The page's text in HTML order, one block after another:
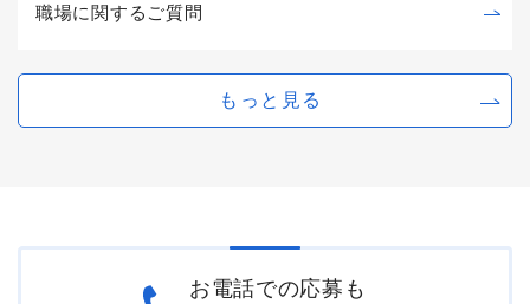
職場に関するご質問
もっと見る
お電話での応募も